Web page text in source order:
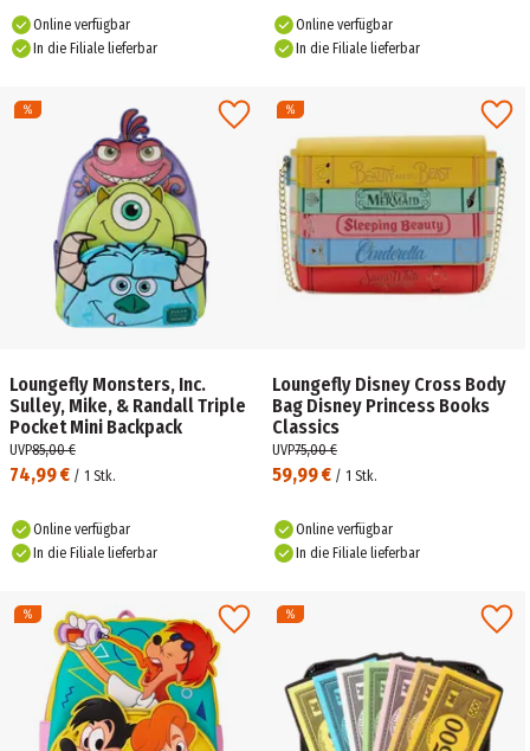
Online verfügbar
In die Filiale lieferbar
Online verfügbar
In die Filiale lieferbar
Loungefly Monsters, Inc.
Sulley, Mike, & Randall Triple
Pocket Mini Backpack
74,99 € / 1 Stk.
UVP85,00 €
Online verfügbar
In die Filiale lieferbar
Loungefly Disney Cross Body
Bag Disney Princess Books
Classics
59,99 € / 1 Stk.
UVP75,00 €
Online verfügbar
In die Filiale lieferbar